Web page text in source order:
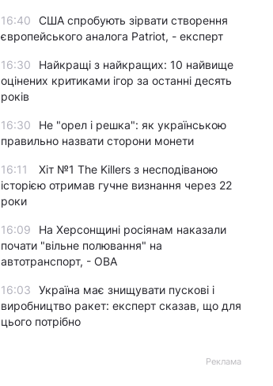
16:40
США спробують зірвати створення
європейського аналога Patriot, - експерт
16:30
Найкращі з найкращих: 10 найвище
оцінених критиками ігор за останні десять
років
16:30
Не "орел і решка": як українською
правильно назвати сторони монети
16:11
Хіт №1 The Killers з несподіваною
історією отримав гучне визнання через 22
роки
16:09
На Херсонщині росіянам наказали
почати "вільне полювання" на
автотранспорт, - ОВА
16:03
Україна має знищувати пускові і
виробництво ракет: експерт сказав, що для
цього потрібно
Реклама